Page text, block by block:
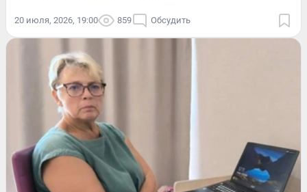
20 июля, 2026, 19:00 859 Обсудить